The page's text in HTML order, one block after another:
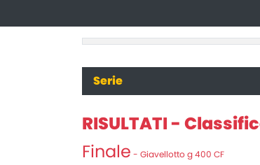
Serie
RISULTATI -
Finale - Giavellotto g 400 CF